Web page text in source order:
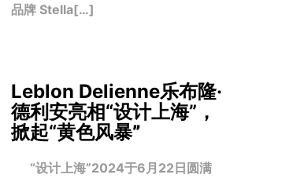
品牌 Stella[…]
Leblon Delienne乐布隆·
德利安亮相“设计上海”，
掀起“黄色风暴”
“设计上海”2024于6月22日圆满